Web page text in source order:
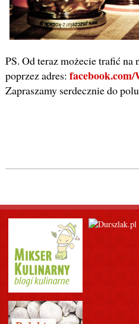
PS. Od teraz możecie trafić na
poprzez adres:
Zapraszamy serdecznie do